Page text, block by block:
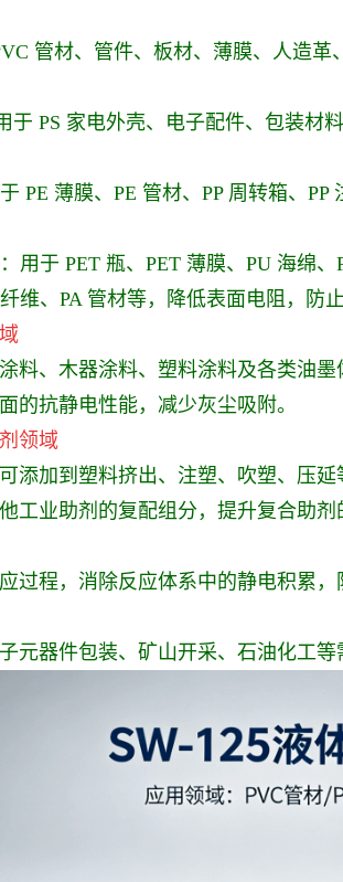
管材、管件、板材、薄膜、人造
于 PS 家电外壳、电子配件、包装
PE 薄膜、PE 管材、PP 周转箱、
用于 PET 瓶、PET 薄膜、PU 海绵
维、PA 管材等，降低表面电阻，防
料、木器涂料、塑料涂料及各类油
的抗静电性能，减少灰尘吸附。
领域
添加到塑料挤出、注塑、吹塑、压
工业助剂的复配组分，提升复合助剂
过程，消除反应体系中的静电积累
元器件包装、矿山开采、石油化工